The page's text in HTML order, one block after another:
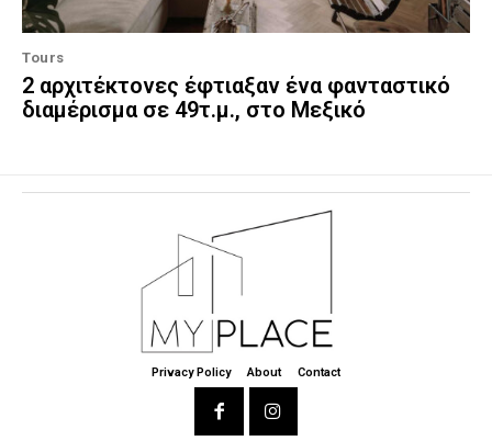
Tours
2 αρχιτέκτονες έφτιαξαν ένα φανταστικό
διαμέρισμα σε 49τ.μ., στο Μεξικό
Privacy Policy About Contact